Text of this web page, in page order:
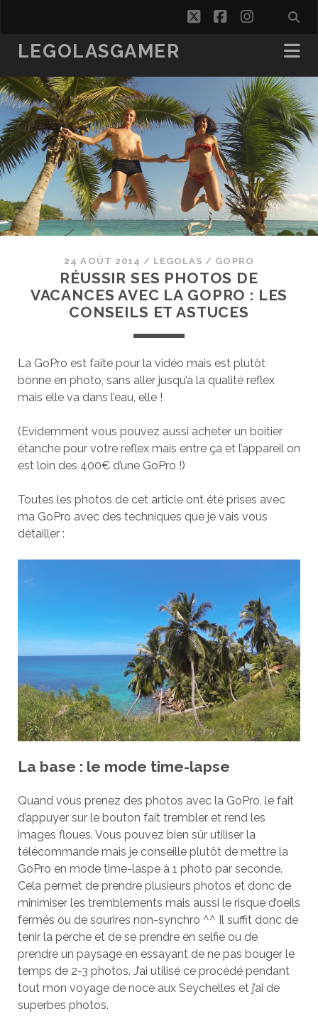
twitterfacebook
LEGOLASGAMER
24 AOÛT 2014 / LEGOLAS / GOPRO
RÉUSSIR SES PHOTOS DE
VACANCES AVEC LA GOPRO : LES
CONSEILS ET ASTUCES
La GoPro est faite pour la vidéo mais est plutôt
bonne en photo, sans aller jusqu’à la qualité reflex
mais elle va dans l’eau, elle !
(Evidemment vous pouvez aussi acheter un boitier
étanche pour votre reflex mais entre ça et l’appareil on
est loin des 400€ d’une GoPro !)
Toutes les photos de cet article ont été prises avec
ma GoPro avec des techniques que je vais vous
détailler :
La base : le mode time-lapse
Quand vous prenez des photos avec la GoPro, le fait
d’appuyer sur le bouton fait trembler et rend les
images floues. Vous pouvez bien sûr utiliser la
télécommande mais je conseille plutôt de mettre la
GoPro en mode time-laspe à 1 photo par seconde.
Cela permet de prendre plusieurs photos et donc de
minimiser les tremblements mais aussi le risque d’oeils
fermés ou de sourires non-synchro ^^ Il suffit donc de
tenir la perche et de se prendre en selfie ou de
prendre un paysage en essayant de ne pas bouger le
temps de 2-3 photos. J’ai utilisé ce procédé pendant
tout mon voyage de noce aux Seychelles et j’ai de
superbes photos.